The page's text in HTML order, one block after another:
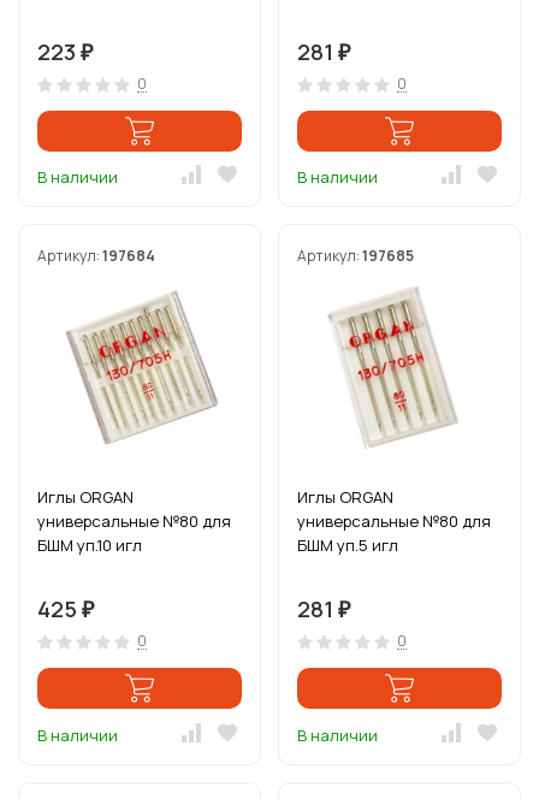
223 ₽
0
В наличии
281 ₽
0
В наличии
Артикул:197684
Иглы ORGAN
универсальные №80 для
БШМ уп.10 игл
425 ₽
0
В наличии
Артикул:197685
Иглы ORGAN
универсальные №80 для
БШМ уп.5 игл
281 ₽
0
В наличии